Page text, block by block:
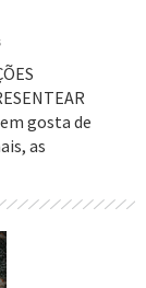
gosta de
as